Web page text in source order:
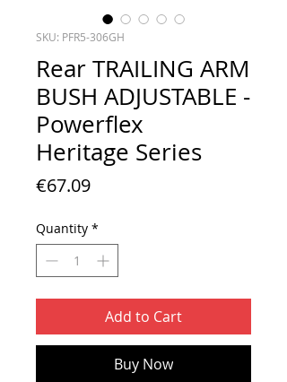
SKU: PFR5-306GH
Rear TRAILING ARM
BUSH ADJUSTABLE -
Powerflex
Heritage Series
€67.09Price
Quantity *
Add to Cart
Buy Now